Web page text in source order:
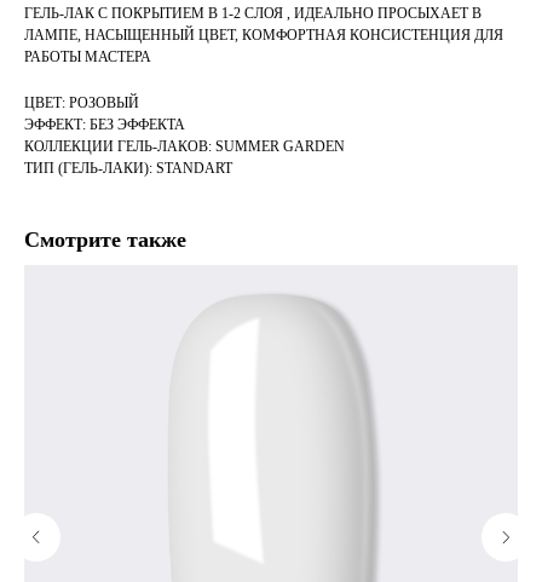
ГЕЛЬ-ЛАК С ПОКРЫТИЕМ В 1-2 СЛОЯ , ИДЕАЛЬНО ПРОСЫХАЕТ В
ЛАМПЕ, НАСЫЩЕННЫЙ ЦВЕТ, КОМФОРТНАЯ КОНСИСТЕНЦИЯ ДЛЯ
РАБОТЫ МАСТЕРА
ЦВЕТ: РОЗОВЫЙ
ЭФФЕКТ: БЕЗ ЭФФЕКТА
КОЛЛЕКЦИИ ГЕЛЬ-ЛАКОВ: SUMMER GARDEN
ТИП (ГЕЛЬ-ЛАКИ): STANDART
Смотрите также